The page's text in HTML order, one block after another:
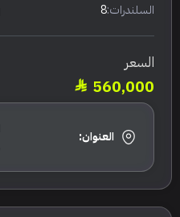
السلندرات:8
السعر
560,000
العنوان: